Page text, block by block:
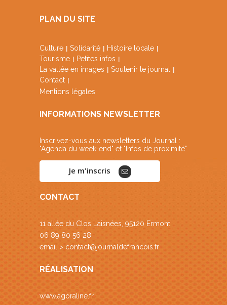
PLAN DU SITE
Culture Solidarité
Histoire locale
Tourisme
Petites infos
La vallée en images
Soutenir le journal
Contact
Mentions légales
INFORMATIONS NEWSLETTER
Inscrivez-vous aux newsletters du Journal :
"Agenda du week-end" et "Infos de proximité"
Je m'inscris
CONTACT
11 allée du Clos Laisnées, 95120 Ermont
06 89 80 56 28
email > contact@journaldefrancois.fr
RÉALISATION
www.agoraline.fr